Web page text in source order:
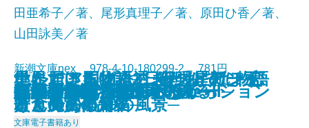
灼熱
擬傷の鳥はつかまらない
プリンシパル
アイドルだった君へ
星に届ける物語─日経「星新一
賞」受賞作品集─
あわこさま─不村家奇譚─
うしろにご用心！
ナルニア国物語3 夜明けのぼう
けん号の航海
真冬の訪問者
いただきますは、ふたりで。─恋
と食のある10の風景─
田亜希子／著、尾形真理子／著、原田ひ香／著、
山田詠美／著
新潮文庫nex 978-4-10-180299-2 781円
2025/01/29
文庫電子書籍あり
世界でいちばん透きとおった物語
2
家裁調査官・庵原かのん
火山のふもとで
鯉姫婚姻譚
死ぬまでに行きたい海
それでも日々はつづくから
胃が合うふたり
ブロッコリー・レボリューション
いのちの記憶─銀河を渡るII─
ナルニア国物語2 カスピアン王
子と魔法の角笛